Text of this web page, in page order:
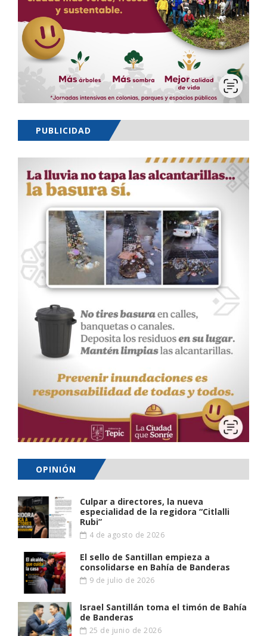
PUBLICIDAD
OPINIÓN
Culpar a directores, la nueva
especialidad de la regidora “Citlalli
Rubi”
4 de agosto de 2026
El sello de Santillan empieza a
consolidarse en Bahía de Banderas
9 de julio de 2026
Israel Santillán toma el timón de Bahía
de Banderas
25 de junio de 2026